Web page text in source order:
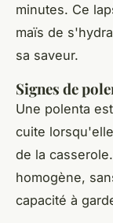
minutes. Ce
maïs de
sa saveur.
Signes de
Une polenta
cuite
de la
homogène,
capacité à